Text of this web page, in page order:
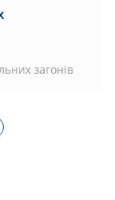
загонів